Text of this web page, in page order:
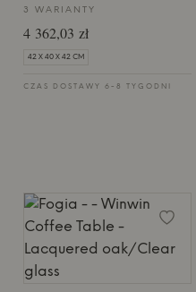
3 WARIANTY
4 362,03 zł
42 X 40 X 42 CM
CZAS DOSTAWY 6-8 TYGODNI